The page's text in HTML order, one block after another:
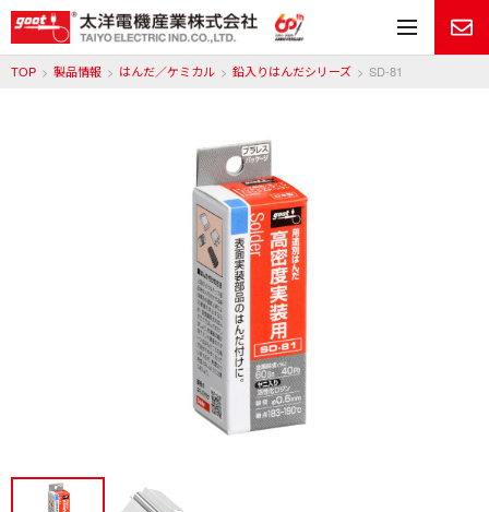
メ
TOP 製品情報 はんだ／ケミカル 鉛入りはんだシリーズ SD-81